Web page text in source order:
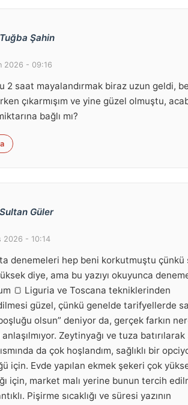
Tuğba Şahin
2026 - 09:16
2 saat mayalandırmak biraz uzun geldi,
çıkarmışım ve yine güzel olmuştu,
bağlı mı?
Sultan Güler
2026 - 10:14
denemeleri hep beni korkutmuştu çünkü
diye, ama bu yazıyı okuyunca
🍞 Liguria ve Toscana tekniklerinden
güzel, çünkü genelde tarifyellerde
olsun” deniyor da, gerçek farkın
Zeytinyağı ve tuza
da çok hoşlandım, sağlıklı bir
için. Evde yapılan ekmek şekeri çok
için, market malı yerine bunun tercih
Pişirme sıcaklığı ve süresi yazının